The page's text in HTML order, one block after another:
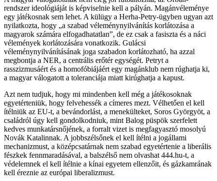
rendszer ideológiáját is képviselnie kell a pályán. Magánvéleménye
egy játékosnak sem lehet. A külügy a Herha-Petry-ügyben ugyan azt
nyilatkozta, hogy „a szabad véleménynyilvánítás korlátozása a
magyarok számára elfogadhatatlan”, de ez csak a fasiszta és a náci
vélemények korlátozására vonatkozik. Gulácsi
véleménynyilvánításának joga szabadon korlátozható, ha azzal
megbontja a NER, a centrális erőtér egységét. Petryt a
rasszizmusáért és a homofóbiájáért egy magánklub nem rúghatja ki,
a magyar válogatott a toleranciája miatt kirúghatja a kapust.
Azt nem tudjuk, hogy mi mindenben kell még a játékosoknak
egyetérteniük, hogy felvehessék a címeres mezt. Vélhetően el kell
ítélniük az EU-t, a bevándorlást, a menekülteket, Soros Györgyöt, a
családról úgy kell gondolkodniuk, mint Balog püspök szerfelett
kedves munkatársnőjének, a forralt vizet is megfagyasztó mosolyú
Novák Katalinnak. A jobbszélsőnek el kell ítélni a jogállami
mechanizmust, a középcsatárnak nem szabad egyetértenie a liberális
fészkek fennmaradásával, a balszélső nem olvashat 444.hu-t, a
védelemnek el kell ítélnie a kínai egyetem ellenzőit, és gázkamrának
kell éreznie az európai liberalizmust.